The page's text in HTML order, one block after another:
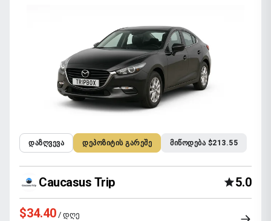
ᲓᲐᲖᲦᲕᲔᲕᲐ ᲓᲔᲞᲝᲖᲘᲢᲘᲡ ᲒᲐᲠᲔᲨᲔ ᲛᲘᲬᲝᲓᲔᲑᲐ $213.55
Caucasus Trip 5.0
$34.40 / დღე